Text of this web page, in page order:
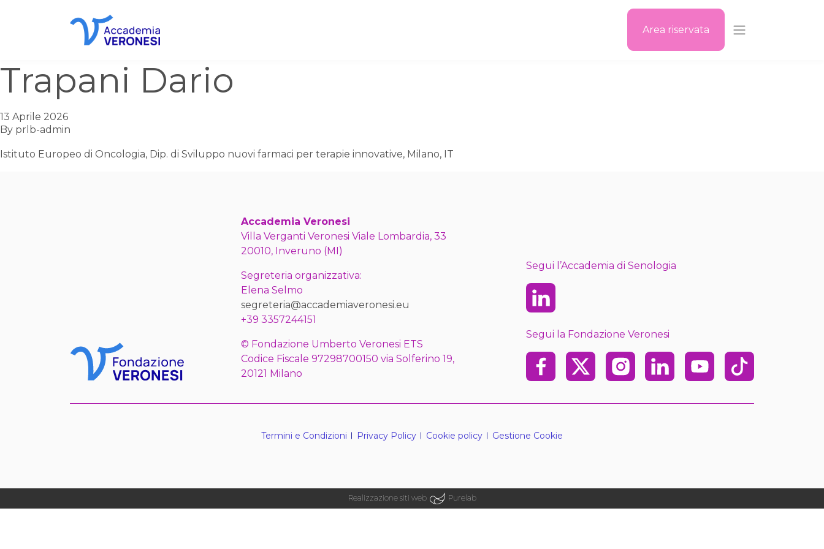
Area riservata
Trapani Dario
13 Aprile 2026
By prlb-admin
Istituto Europeo di Oncologia, Dip. di Sviluppo nuovi farmaci per terapie innovative, Milano, IT
Accademia Veronesi
Villa Verganti Veronesi Viale Lombardia, 33
20010, Inveruno (MI)
Segreteria organizzativa:
Elena Selmo
segreteria@accademiaveronesi.eu
+39 3357244151
© Fondazione Umberto Veronesi ETS
Codice Fiscale 97298700150 via Solferino 19,
20121 Milano
Segui l’Accademia di Senologia
Linkedin
Segui la Fondazione Veronesi
Facebook
X InstagramLinkedinYoutubeTikTok
Termini e Condizioni Privacy Policy Cookie policy Gestione Cookie
Realizzazione siti web Purelab